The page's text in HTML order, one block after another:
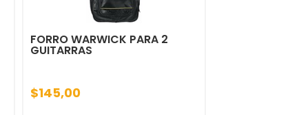
FORRO WARWICK PARA 2
GUITARRAS
$145,00